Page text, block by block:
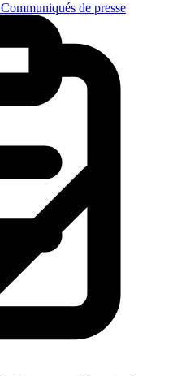
Communiqués de presse